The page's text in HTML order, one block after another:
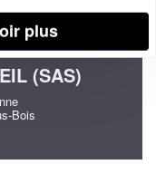
(SAS)
Bois
plus